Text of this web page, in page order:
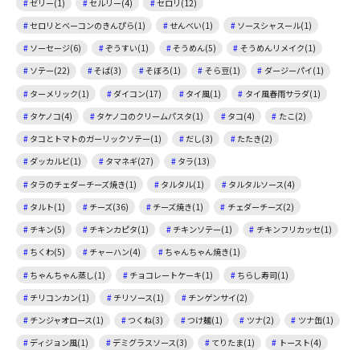
ゼリー(1) セルリー(4)
セロリ(12)
セロリとベーコンのきんぴら(1)
せんべい(1)
ソースシャスール(1)
ソーセージ(6)
ぞうすい(1) そうめん(5)
そうめんリメイク(1)
ソテー(22)
そば(3) そぼろ(1) そら豆(1)
ダージーパイ(1)
ターメリック(1)
ダイコン(17) タイ風(1)
タイ風春雨サラダ(1)
タケノコ(4)
タケノコのクリームパスタ(1) タコ(4)
たこ(2)
タコとトマトのガーリックソテー(1)
だし(3)
たたき(2)
ダッカルビ(1)
タマネギ(27)
タラ(13)
タラのチェダーチーズ焼き(1)
タルタル(1)
タルタルソース(4)
タルト(1)
チーズ(36) チーズ焼き(1)
チェダーチーズ(2)
チキン(5)
チキンカピタ(1) チキンソテー(1)
チキンフリカッセ(1)
ちくわ(5)
チャーハン(4)
ちゃんちゃん焼き(1)
ちゃんちゃん蒸し(1)
チョコレートケーキ(1)
ちらし寿司(1)
チリコンカン(1)
チリソース(1)
チンゲンサイ(2)
チンジャオロース(1)
つくね(3) つけ麺(1) ツナ(2)
ツナ缶(1)
ディジョン風(1)
デミグラスソース(3) てりたま(1)
トースト(4)